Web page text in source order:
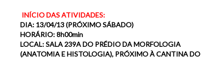
INÍCIO DAS ATIVIDADES:
DIA: 13/04/13 (PRÓXIMO SÁBADO)
HORÁRIO: 8h00min
LOCAL: SALA 239A DO PRÉDIO DA MORFOLOGIA
(ANATOMIA E HISTOLOGIA), PRÓXIMO À CANTINA DO